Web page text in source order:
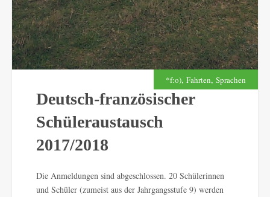
*f:o), Fahrten, Sprachen
Deutsch-französischer
Schüleraustausch
2017/2018
Die Anmeldungen sind abgeschlossen. 20 Schülerinnen
und Schüler (zumeist aus der Jahrgangsstufe 9) werden